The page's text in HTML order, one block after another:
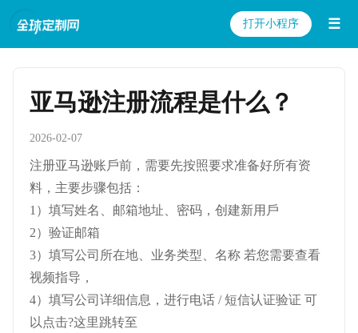
打开小程序 ☰
亚马逊注册流程是什么？
2026-02-07
注册亚⻢逊账⼾前，需要先按照要求准备好所有资
料，主要步骤包括：
1）填写姓名、邮箱地址、密码，创建新⽤⼾
2）验证邮箱
3）填写公司所在地、业务类型、名称 若您需要查看
视频指导，
4）填写公司详细信息，进⾏电话 / 短信认证验证 可
以点击?这⾥跳转⾄